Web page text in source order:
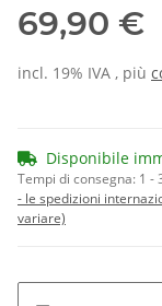
69,90 €
incl. 19% IVA , più
Disponibile
Tempi di consegna: 1 -
- le spedizioni
variare)